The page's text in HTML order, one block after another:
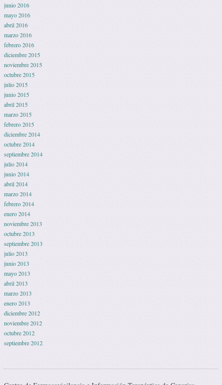
junio 2016
mayo 2016
abril 2016
marzo 2016
febrero 2016
diciembre 2015
noviembre 2015
octubre 2015
julio 2015
junio 2015
abril 2015
marzo 2015
febrero 2015
diciembre 2014
octubre 2014
septiembre 2014
julio 2014
junio 2014
abril 2014
marzo 2014
febrero 2014
enero 2014
noviembre 2013
octubre 2013
septiembre 2013
julio 2013
junio 2013
mayo 2013
abril 2013
marzo 2013
enero 2013
diciembre 2012
noviembre 2012
octubre 2012
septiembre 2012